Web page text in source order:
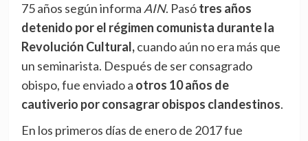
75 años según informaAIN. Pasótres años
detenido por el régimen comunista durante la
Revolución Cultural,cuando aún no era más que
un seminarista. Después de ser consagrado
obispo, fue enviado a otros 10 años de
cautiverio por consagrar obispos clandestinos.
En los primeros días de enero de 2017 fue